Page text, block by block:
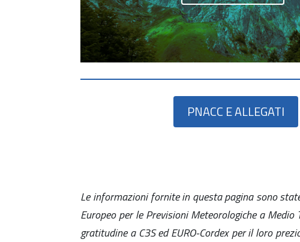
PNACC E ALLEGATI
Le informazioni fornite in questa pagina sono
Europeo per le Previsioni Meteorologiche a Medio
gratitudine a C3S ed EURO-Cordex per il loro